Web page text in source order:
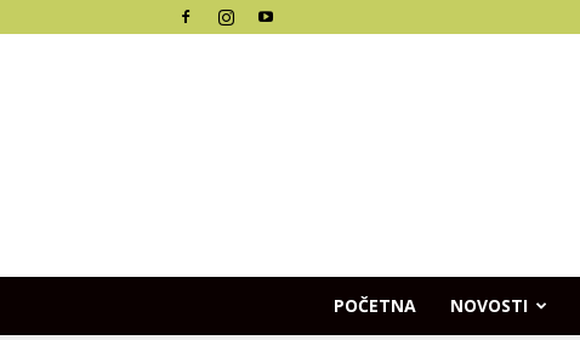
POČETNA NOVOSTI